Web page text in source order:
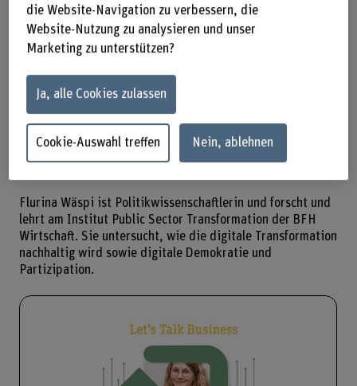
viele Aspekte im urbanen Raum. Was
Nachhaltigkeit und Demokratie damit
zu tun haben und wie radikale
Innovationen den Prozess
voranbringen, darüber sprechen wir in
der 7. Episode unseres Podcast mit
Flurina Wäspi.
Flurina Wäspi ist Politikwissenschaftlerin und forscht und
lehrt am Institut Public Sector Transformation der BFH
Wirtschaft. Sie untersucht, wie die digitale Transformation
nachhaltig wird sowie digitale Demokratie und
Partizipation.
die Website-Navigation zu verbessern, die
Website-Nutzung zu analysieren und unser
Marketing zu unterstützen?
Ja, alle Cookies zulassen
Cookie-Auswahl treffen Nein, ablehnen